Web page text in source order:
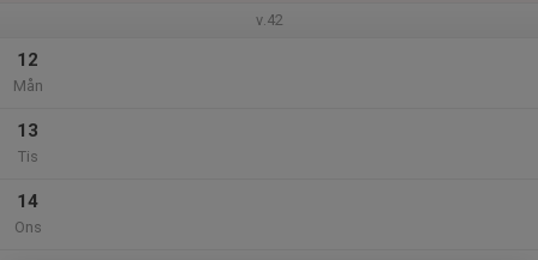
v.42
12
Mån
13
Tis
14
Ons